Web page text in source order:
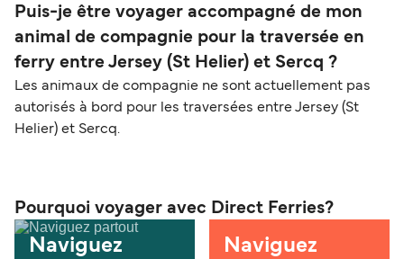
Puis-je être voyager accompagné de mon
animal de compagnie pour la traversée en
ferry entre Jersey (St Helier) et Sercq ?
Les animaux de compagnie ne sont actuellement pas
autorisés à bord pour les traversées entre Jersey (St
Helier) et Sercq.
Pourquoi voyager avec Direct Ferries?
Naviguez
Naviguez